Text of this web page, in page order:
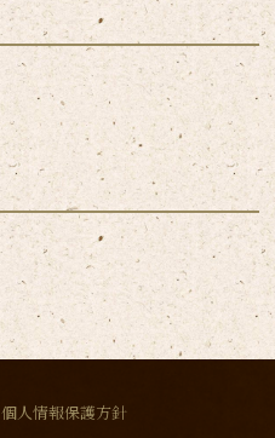
個人情報保護方針